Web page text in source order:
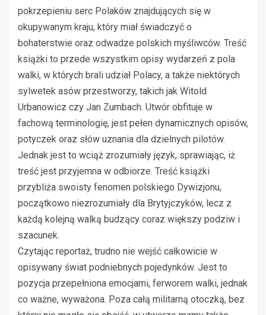
pokrzepieniu serc Polaków znajdujących się w
okupywanym kraju, który miał świadczyć o
bohaterstwie oraz odwadze polskich myśliwców. Treść
książki to przede wszystkim opisy wydarzeń z pola
walki, w których brali udział Polacy, a także niektórych
sylwetek asów przestworzy, takich jak Witold
Urbanowicz czy Jan Zumbach. Utwór obfituje w
fachową terminologię, jest pełen dynamicznych opisów,
potyczek oraz słów uznania dla dzielnych pilotów.
Jednak jest to wciąż zrozumiały język, sprawiając, iż
treść jest przyjemna w odbiorze. Treść książki
przybliża swoisty fenomen polskiego Dywizjonu,
początkowo niezrozumiały dla Brytyjczyków, lecz z
każdą kolejną walką budzący coraz większy podziw i
szacunek.
Czytając reportaż, trudno nie wejść całkowicie w
opisywany świat podniebnych pojedynków. Jest to
pozycja przepełniona emocjami, ferworem walki, jednak
co ważne, wyważona. Poza całą militarną otoczką, bez